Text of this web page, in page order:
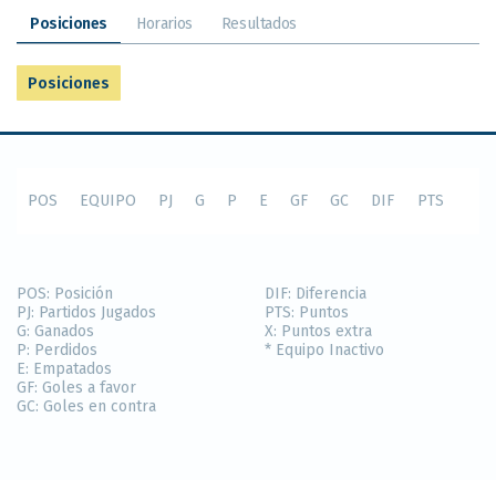
Posiciones Horarios Resultados
Posiciones
POS EQUIPO PJ G P E GF GC DIF PTS
POS: Posición
PJ: Partidos Jugados
G: Ganados
P: Perdidos
E: Empatados
GF: Goles a favor
GC: Goles en contra
DIF: Diferencia
PTS: Puntos
X: Puntos extra
* Equipo Inactivo